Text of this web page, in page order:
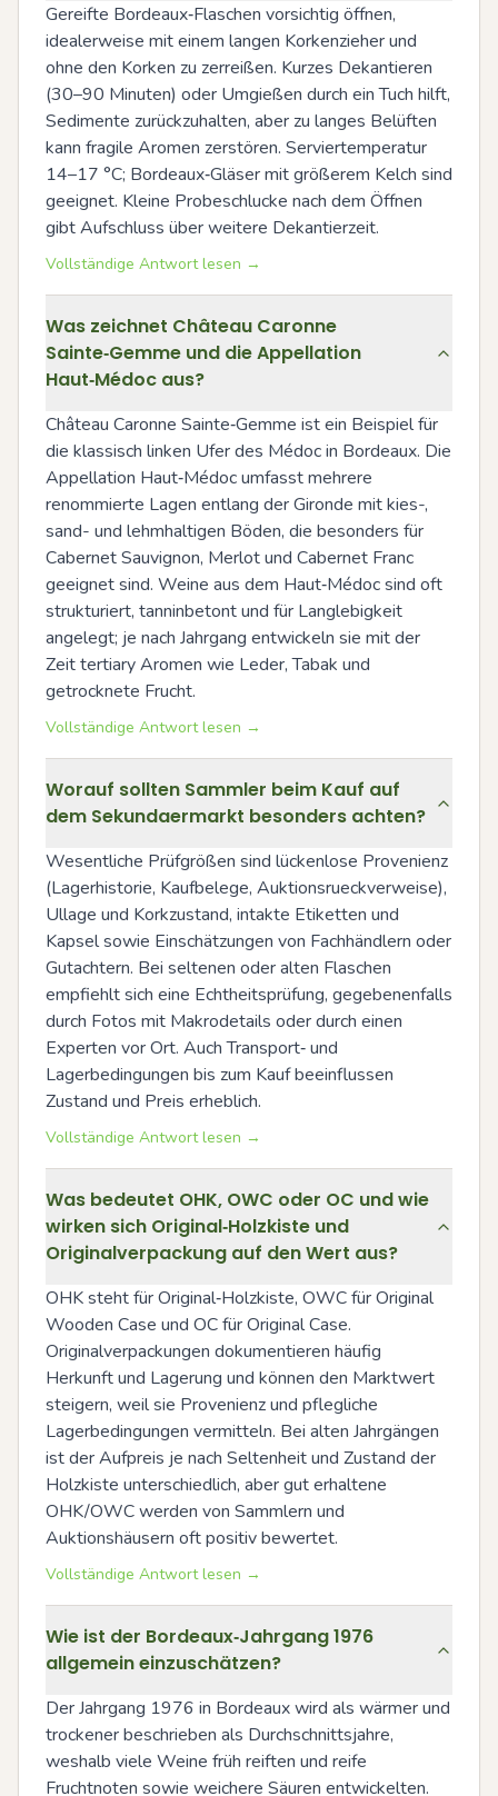
Gereifte Bordeaux‑Flaschen vorsichtig öffnen,
idealerweise mit einem langen Korkenzieher und
ohne den Korken zu zerreißen. Kurzes Dekantieren
(30–90 Minuten) oder Umgießen durch ein Tuch hilft,
Sedimente zurückzuhalten, aber zu langes Belüften
kann fragile Aromen zerstören. Serviertemperatur
14–17 °C; Bordeaux‑Gläser mit größerem Kelch sind
geeignet. Kleine Probeschlucke nach dem Öffnen
gibt Aufschluss über weitere Dekantierzeit.
Vollständige Antwort lesen →
Was zeichnet Château Caronne
Sainte‑Gemme und die Appellation
Haut‑Médoc aus?
Château Caronne Sainte‑Gemme ist ein Beispiel für
die klassisch linken Ufer des Médoc in Bordeaux. Die
Appellation Haut‑Médoc umfasst mehrere
renommierte Lagen entlang der Gironde mit kies-,
sand- und lehmhaltigen Böden, die besonders für
Cabernet Sauvignon, Merlot und Cabernet Franc
geeignet sind. Weine aus dem Haut‑Médoc sind oft
strukturiert, tanninbetont und für Langlebigkeit
angelegt; je nach Jahrgang entwickeln sie mit der
Zeit tertiary Aromen wie Leder, Tabak und
getrocknete Frucht.
Vollständige Antwort lesen →
Worauf sollten Sammler beim Kauf auf
dem Sekundaermarkt besonders achten?
Wesentliche Prüfgrößen sind lückenlose Provenienz
(Lagerhistorie, Kaufbelege, Auktionsrueckverweise),
Ullage und Korkzustand, intakte Etiketten und
Kapsel sowie Einschätzungen von Fachhändlern oder
Gutachtern. Bei seltenen oder alten Flaschen
empfiehlt sich eine Echtheitsprüfung, gegebenenfalls
durch Fotos mit Makrodetails oder durch einen
Experten vor Ort. Auch Transport‑ und
Lagerbedingungen bis zum Kauf beeinflussen
Zustand und Preis erheblich.
Vollständige Antwort lesen →
Was bedeutet OHK, OWC oder OC und wie
wirken sich Original‑Holzkiste und
Originalverpackung auf den Wert aus?
OHK steht für Original‑Holzkiste, OWC für Original
Wooden Case und OC für Original Case.
Originalverpackungen dokumentieren häufig
Herkunft und Lagerung und können den Marktwert
steigern, weil sie Provenienz und pflegliche
Lagerbedingungen vermitteln. Bei alten Jahrgängen
ist der Aufpreis je nach Seltenheit und Zustand der
Holzkiste unterschiedlich, aber gut erhaltene
OHK/OWC werden von Sammlern und
Auktionshäusern oft positiv bewertet.
Vollständige Antwort lesen →
Wie ist der Bordeaux‑Jahrgang 1976
allgemein einzuschätzen?
Der Jahrgang 1976 in Bordeaux wird als wärmer und
trockener beschrieben als Durchschnittsjahre,
weshalb viele Weine früh reiften und reife
Fruchtnoten sowie weichere Säuren entwickelten.